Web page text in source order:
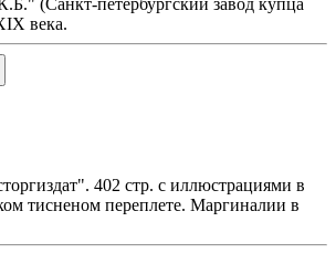
(Санкт-петербургский завод купца
века.
402 стр. с иллюстрациями в
тисненом переплете. Маргиналии в